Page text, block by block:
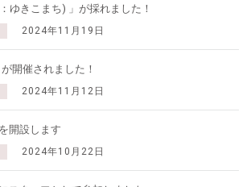
ゆきこまち) 」が採れました！
2024年11月19日
開催されました！
2024年11月12日
開設します
2024年10月22日